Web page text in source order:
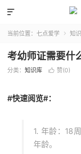

当前位置： 七点爱学  知
考幼师证需要什
分类： 知识库  赞(0)
#快速阅览#：
1. 年龄：18
年龄。